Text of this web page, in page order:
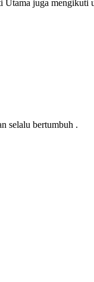
juga mengikuti
selalu bertumbuh .